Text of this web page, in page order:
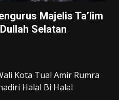
Majelis Ta’lim
Selatan
Kota Tual Amir Rumra
Halal Bi Halal